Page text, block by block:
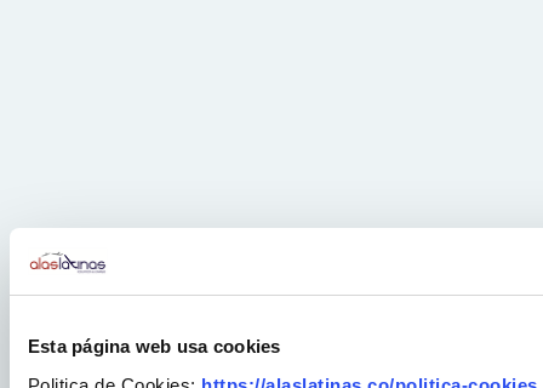
Esta página web usa cookies